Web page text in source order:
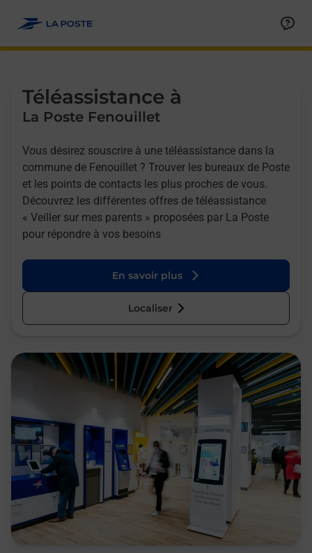
Téléassistance à
La Poste Fenouillet
Vous désirez souscrire à une téléassistance dans la
commune de Fenouillet ? Trouver les bureaux de Poste
et les points de contacts les plus proches de vous.
Découvrez les différentes offres de téléassistance
« Veiller sur mes parents » proposées par La Poste
pour répondre à vos besoins
En savoir plus
Localiser